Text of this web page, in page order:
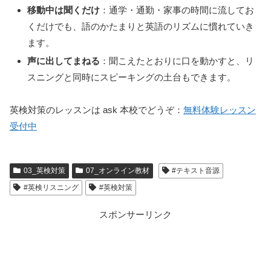
移動中は聞くだけ ：通学・通勤・家事の時間に流してお
くだけでも、語のかたまりと英語のリズムに慣れていき
ます。
声に出してまねる ：聞こえたとおりに口を動かすと、リ
スニングと同時にスピーキングの土台もできます。
英検対策のレッスンは ask 本校でどうぞ： 無料体験レッスン
受付中
03_英検対策 07_オンライン教材
#テキスト音源
#英検リスニング
#英検対策
スポンサーリンク